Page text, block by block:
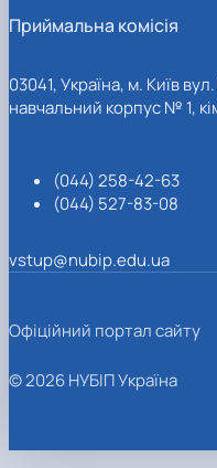
Приймальна комісія
03041, Україна, м. Київ
навчальний корпус № 1,
(044) 258-42-63
(044) 527-83-08
vstup@nubip.edu.ua
Офіційний портал сайту
© 2026 НУБІП Україна